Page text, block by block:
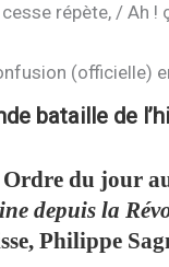
répète, / Ah
(officielle)
bataille de
du jour
depuis la
Philippe